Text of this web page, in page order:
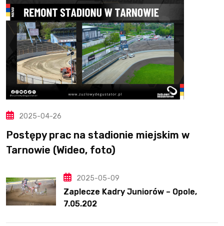
2025-04-26
Postępy prac na stadionie miejskim w
Tarnowie (Wideo, foto)
2025-05-09
Zaplecze Kadry Juniorów – Opole,
7.05.202